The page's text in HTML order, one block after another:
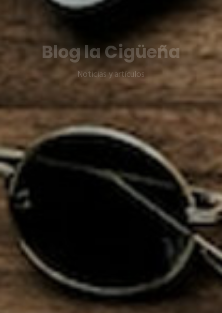
Blog la Cigüeña
Noticias y artículos